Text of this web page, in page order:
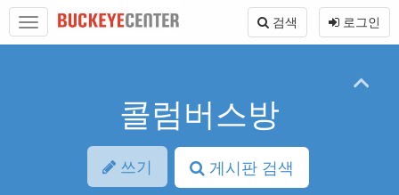
본
바
메
토
로그인
검색
콜럼버스방
쓰기 게시판 검색